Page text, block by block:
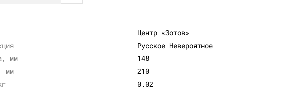
Центр «Зотов»
Русское Невероятное
мм
148
мм
210
0.02